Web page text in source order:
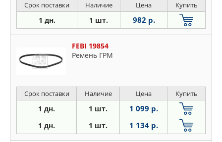
Срок поставки Наличие Цена Купить
1 дн. 1 шт. 982 р.
FEBI 19854
Ремень ГРМ
Срок поставки Наличие Цена Купить
1 дн. 1 шт. 1 099 р.
1 дн. 1 шт. 1 134 р.